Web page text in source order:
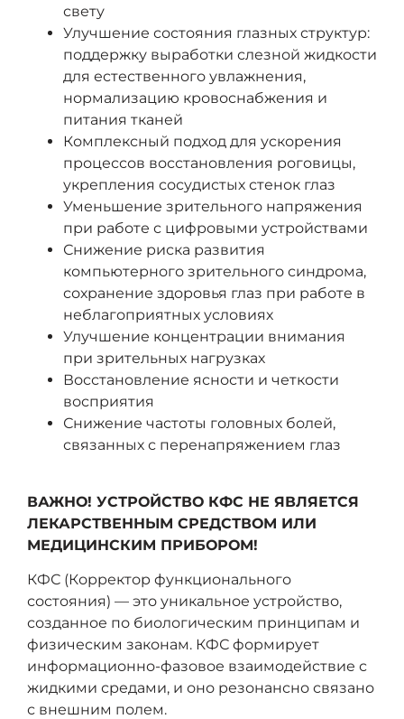
свету
Улучшение состояния глазных структур:
поддержку выработки слезной жидкости
для естественного увлажнения,
нормализацию кровоснабжения и
питания тканей
Комплексный подход для ускорения
процессов восстановления роговицы,
укрепления сосудистых стенок глаз
Уменьшение зрительного напряжения
при работе с цифровыми устройствами
Снижение риска развития
компьютерного зрительного синдрома,
сохранение здоровья глаз при работе в
неблагоприятных условиях
Улучшение концентрации внимания
при зрительных нагрузках
Восстановление ясности и четкости
восприятия
Снижение частоты головных болей,
связанных с перенапряжением глаз
ВАЖНО! УСТРОЙСТВО КФС НЕ ЯВЛЯЕТСЯ
ЛЕКАРСТВЕННЫМ СРЕДСТВОМ ИЛИ
МЕДИЦИНСКИМ ПРИБОРОМ!
КФС (Корректор функционального
состояния) — это уникальное устройство,
созданное по биологическим принципам и
физическим законам. КФС формирует
информационно-фазовое взаимодействие с
жидкими средами, и оно резонансно связано
с внешним полем.